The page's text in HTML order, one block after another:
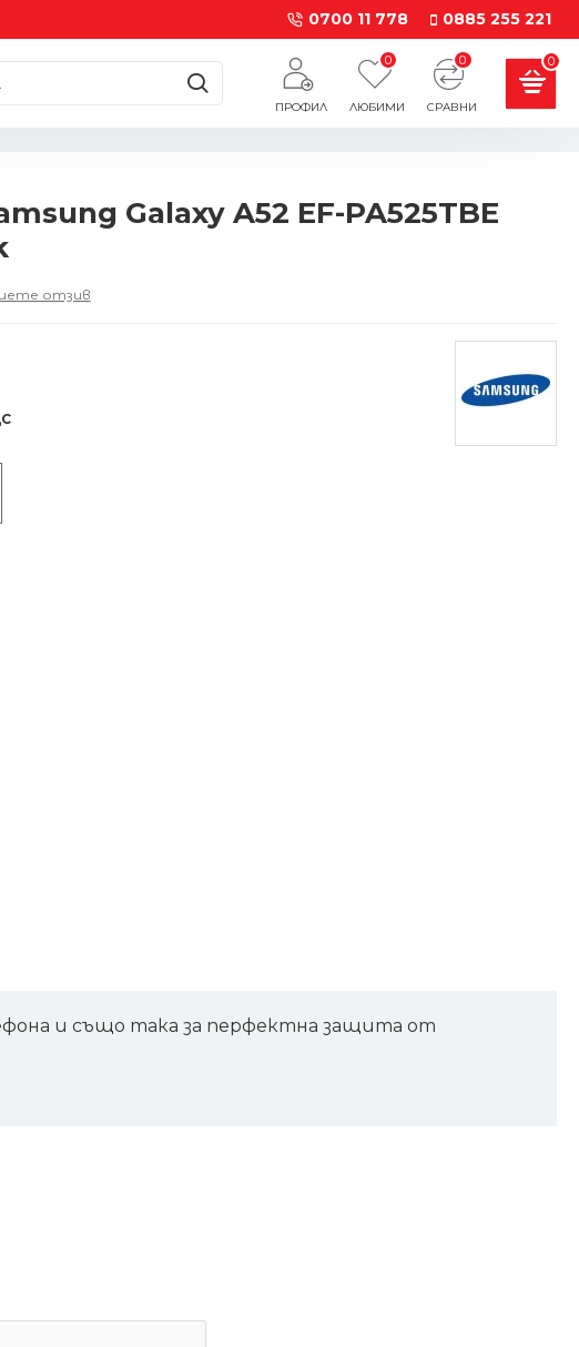
0700 11 778 0885 255 221
ПРОФИЛ ЛЮБИМИ
0
СРАВНИ
0 0
Galaxy A52 EF-PA525TBE
отзив
и също така за перфектна защита от